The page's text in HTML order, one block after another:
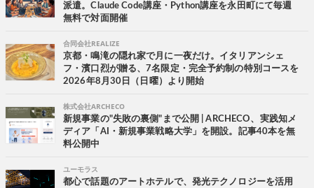
派遣。Claude Code講座・Python講座を永田町にて毎週
無料で対面開催
合同会社REALIZE
京都・鳴滝の隠れ家で月に一夜だけ。イタリアンシェ
フ・濱口烈が贈る、7名限定・完全予約制の特別コースを
2026年8月30日（日曜）より開始
株式会社ARCHECO
新規事業の"失敗の裏側"まで公開 | ARCHECO、実践知メ
ディア「AI・新規事業戦略大学」を開設。記事40本を無
料公開中
ユーモラス
都心で話題のアートホテルで、発光テクノロジーを活用